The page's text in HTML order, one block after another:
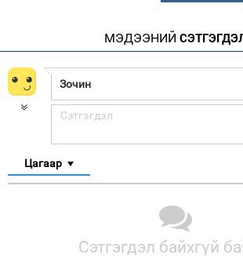
МЭДЭЭНИЙ
Цагаар
Сэтгэгдэл байхгүй